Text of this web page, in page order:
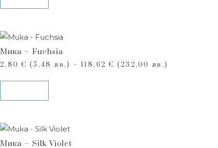
Мика – Fuchsia
2,80€ (5,48 лв.) – 118,62€ (232,00 лв.)
Мика – Silk Violet